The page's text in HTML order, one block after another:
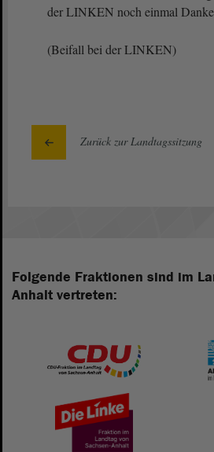
der LINKEN noch einmal
(Beifall bei der LINKEN)
Zurück zur Landtagssitzung
Folgende Fraktionen sind im
Anhalt vertreten: